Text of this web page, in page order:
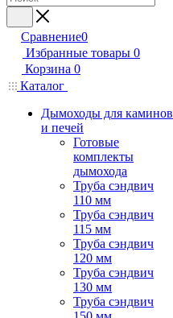
Сравнение0
Избранные товары 0
Корзина 0
Каталог
Дымоходы для каминов
и печей
Готовые
комплекты
дымохода
Труба сэндвич
110 мм
Труба сэндвич
115 мм
Труба сэндвич
120 мм
Труба сэндвич
130 мм
Труба сэндвич